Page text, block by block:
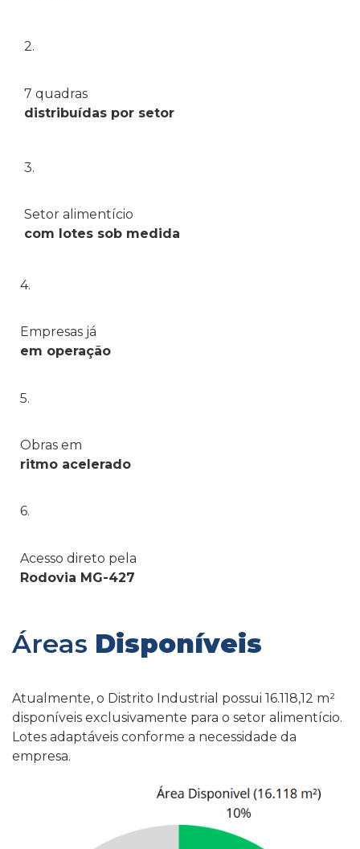
2.
7 quadras
distribuídas por setor
3.
Setor alimentício
com lotes sob medida
4.
Empresas já
em operação
5.
Obras em
ritmo acelerado
6.
Acesso direto pela
Rodovia MG-427
Áreas Disponíveis
Atualmente, o Distrito Industrial possui 16.118,12 m²
disponíveis exclusivamente para o setor alimentício.
Lotes adaptáveis conforme a necessidade da
empresa.